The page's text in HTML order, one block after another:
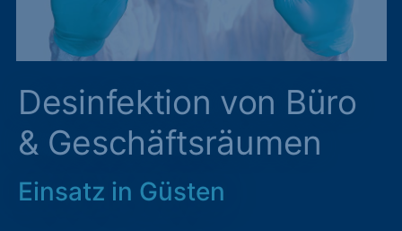
Desinfektion von Büro
& Geschäftsräumen
Einsatz in Güsten